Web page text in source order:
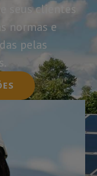
seus clientes
normas e
pelas